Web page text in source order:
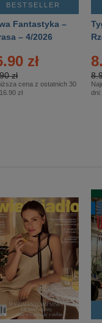
BESTSELLER
Fantastyka –
– 4/2026
zł
zł
cena z ostatnich 30
16.90 zł
dni: